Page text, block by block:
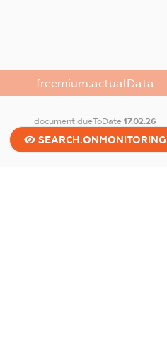
freemium.actualData
document.dueToDate 17.02.26
SEARCH.ONMONITORING